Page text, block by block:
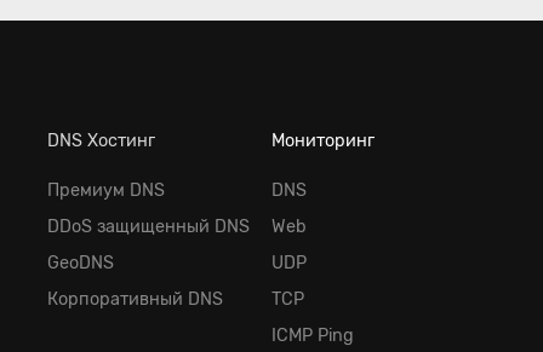
DNS Хостинг
Премиум DNS
DDoS защищенный DNS
GeoDNS
Корпоративный DNS
Мониторинг
DNS
Web
UDP
TCP
ICMP Ping